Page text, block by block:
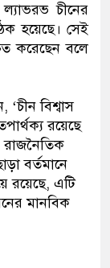
ল্যাভরভ চীনের
হয়েছে। সেই
করেছেন বলে
‘চীন বিশ্বাস
রয়েছে
বর্তমানে
রয়েছে, এটি
মানবিক